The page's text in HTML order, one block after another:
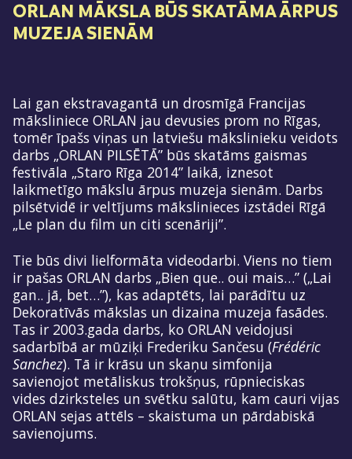
ORLAN MĀKSLA BŪS SKATĀMA ĀRPUS
MUZEJA SIENĀM
Lai gan ekstravagantā un drosmīgā Francijas
māksliniece ORLAN jau devusies prom no Rīgas,
tomēr īpašs viņas un latviešu mākslinieku veidots
darbs „ORLAN PILSĒTĀ” būs skatāms gaismas
festivāla „Staro Rīga 2014” laikā, iznesot
laikmetīgo mākslu ārpus muzeja sienām. Darbs
pilsētvidē ir veltījums mākslinieces izstādei Rīgā
„Le plan du film un citi scenāriji”.
Tie būs divi lielformāta videodarbi. Viens no tiem
ir pašas ORLAN darbs „Bien que.. oui mais…” („Lai
gan.. jā, bet…”), kas adaptēts, lai parādītu uz
Dekoratīvās mākslas un dizaina muzeja fasādes.
Tas ir 2003.gada darbs, ko ORLAN veidojusi
sadarbībā ar mūziķi Frederiku Sančesu (Frédéric
Sanchez). Tā ir krāsu un skaņu simfonija
savienojot metāliskus trokšņus, rūpnieciskas
vides dzirksteles un svētku salūtu, kam cauri vijas
ORLAN sejas attēls – skaistuma un pārdabiskā
savienojums.